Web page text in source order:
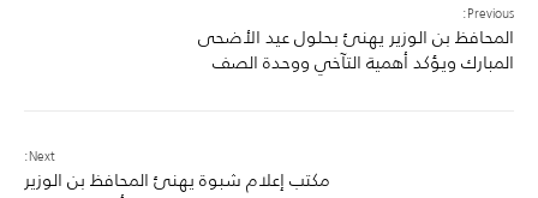
Previous:
المحافظ بن الوزير يهنئ بحلول عيد الأضحى
المبارك ويؤكد أهمية التآخي ووحدة الصف
Next:
مكتب إعلام شبوة يهنئ المحافظ بن الوزير